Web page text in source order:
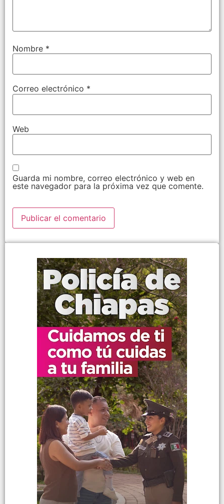
Nombre *
Correo electrónico *
Web
Guarda mi nombre, correo electrónico y web en
este navegador para la próxima vez que comente.